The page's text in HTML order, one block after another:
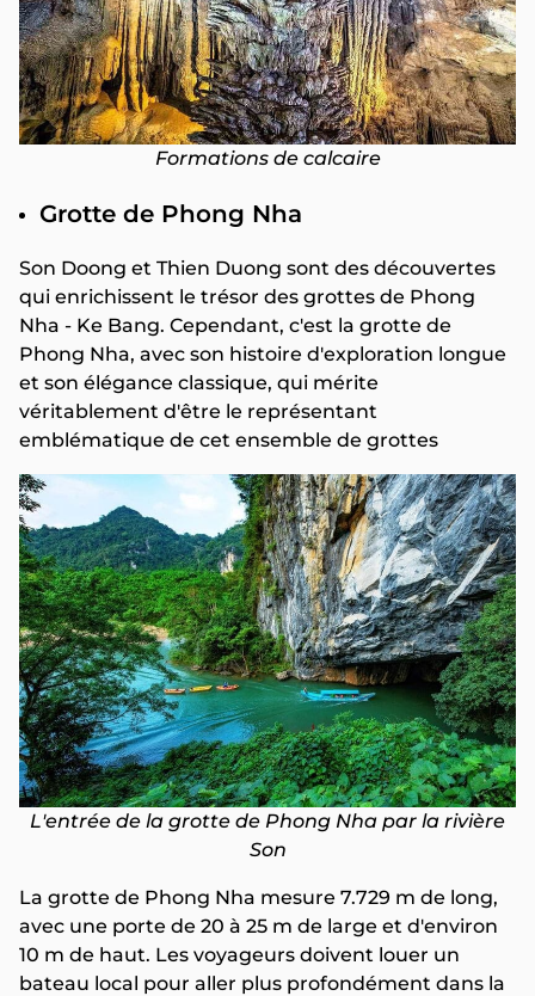
Formations de calcaire
Grotte de Phong Nha
Son Doong et Thien Duong sont des découvertes
qui enrichissent le trésor des grottes de Phong
Nha - Ke Bang. Cependant, c'est la grotte de
Phong Nha, avec son histoire d'exploration longue
et son élégance classique, qui mérite
véritablement d'être le représentant
emblématique de cet ensemble de grottes
L'entrée de la grotte de Phong Nha par la rivière
Son
La grotte de Phong Nha mesure 7.729 m de long,
avec une porte de 20 à 25 m de large et d'environ
10 m de haut. Les voyageurs doivent louer un
bateau local pour aller plus profondément dans la